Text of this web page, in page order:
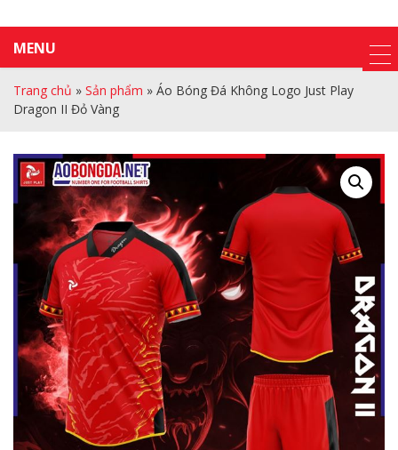
MENU
Trang chủ » Sản phẩm » Áo Bóng Đá Không Logo Just Play
Dragon II Đỏ Vàng